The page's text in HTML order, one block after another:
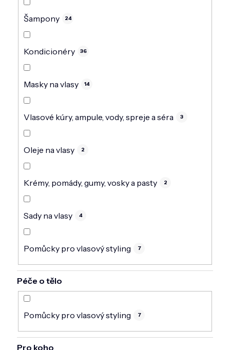
Šampony 24
Kondicionéry 36
Masky na vlasy 14
Vlasové kúry, ampule, vody, spreje a séra 3
Oleje na vlasy 2
Krémy, pomády, gumy, vosky a pasty 2
Sady na vlasy 4
Pomůcky pro vlasový styling 7
Péče o tělo
Pomůcky pro vlasový styling 7
Pro koho